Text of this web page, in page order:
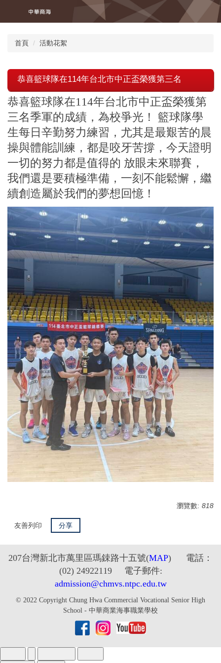
區
首頁 活動花絮
恭喜籃球隊在114年台北市中正盃榮獲第三名
恭喜籃球隊在114年台北市中正盃榮獲第
三名季軍的成績，為校爭光！ 籃球隊學
生每日辛勤努力練習，尤其是最艱苦的晨
操與體能訓練，都是咬牙苦撐，今天證明
一切的努力都是值得的 放眼未來聯賽，
我們還是要積極準備，一刻不能鬆懈，繼
續創造屬於我們的夢想回憶！
瀏覽數: 818
友善列印 分享
207台灣新北市萬里區瑪鋉路十五號(MAP) 電話：
(02) 24922119 電子郵件:
admission@chmvs.ntpc.edu.tw
© 2022 Copyright Chung Hwa Commercial Vocational Senior High
School - 中華商業海事職業學校